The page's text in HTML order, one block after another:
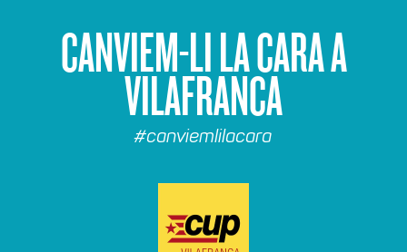
CANVIEM-LI LA CARA A
VILAFRANCA
#canviemlilacara